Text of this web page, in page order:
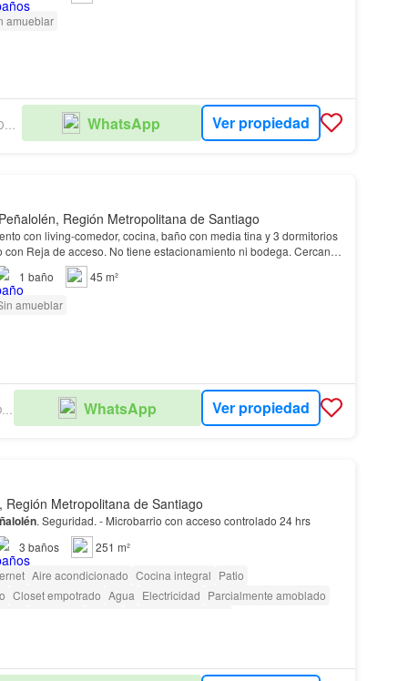
amueblar
VISAN PROPIEDADADES SPA WhatsApp Ver propiedad
Región Metropolitana de Santiago
con living-comedor, cocina, baño con media tina y 3 dormitorios
con Reja de acceso. No tiene estacionamiento ni bodega. Cercano
Particular 1282 lo H…
1 baño
45 m²
amueblar
NUEVO HOGAR PROPIEDADES WhatsApp Ver propiedad
Metropolitana de Santiago
. Seguridad. - Microbarrio con acceso controlado 24 hrs
3 baños
251 m²
Aire acondicionado Cocina integral Patio
Closet empotrado Agua Electricidad Parcialmente amoblado